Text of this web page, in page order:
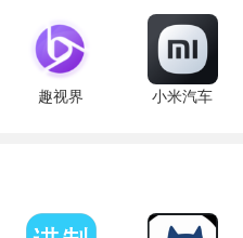
安卓版
3.0.1 官方
版
趣视界
小米汽车